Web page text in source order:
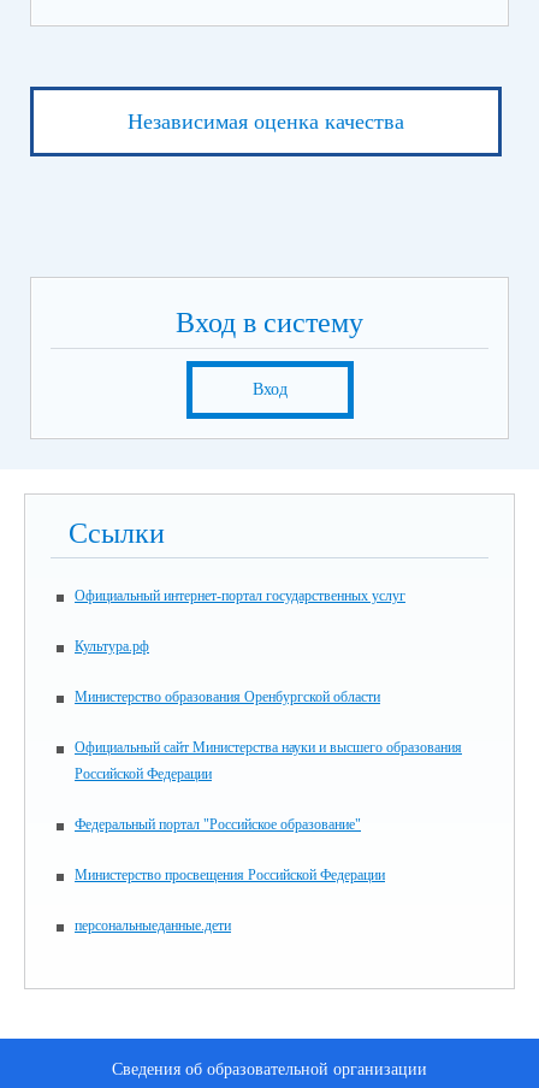
Независимая оценка качества
Вход в систему
Вход
Ссылки
Официальный интернет-портал государственных услуг
Культура.рф
Министерство образования Оренбургской области
Официальный сайт Министерства науки и высшего образования
Российской Федерации
Федеральный портал "Российское образование"
Министерство просвещения Российской Федерации
персональныеданные.дети
Сведения об образовательной организации